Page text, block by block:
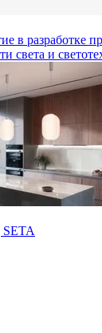
в разработке
света и